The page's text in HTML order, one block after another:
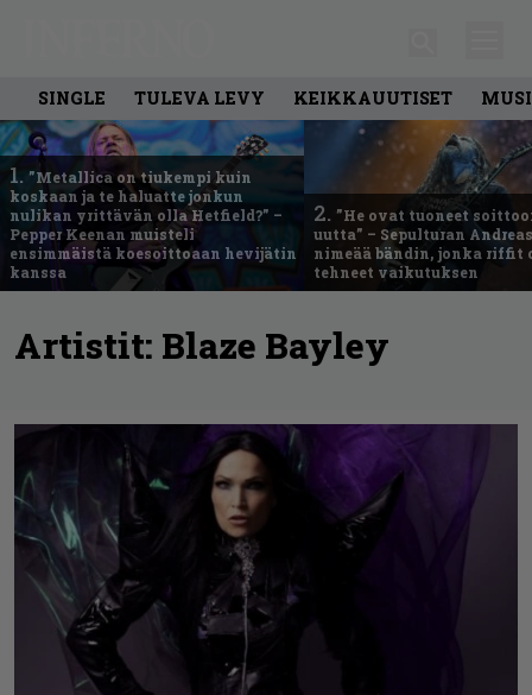
SINGLE TULEVA LEVY KEIKKAUUTISET
1. ”Metallica on tiukempi kuin
koskaan ja te haluatte jonkun
nulikan yrittävän olla Hetfield?” –
Pepper Keenan muisteli
ensimmäistä koesoittoaan hevijätin
kanssa
2. ”He ovat tuoneet
uutta” – Sepulturan
nimeää bändin, jonka riffit
tehneet vaikutuksen
Artistit: Blaze Bayley